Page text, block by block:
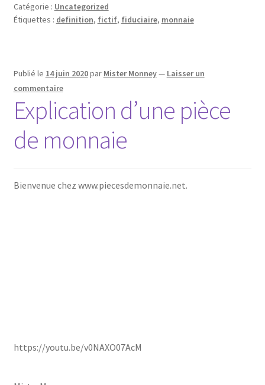
Catégorie : Uncategorized
Étiquettes : definition, fictif, fiduciaire, monnaie
Publié le 14 juin 2020par Mister Monney— Laisser un
commentaire
Explication d’une pièce
de monnaie
Bienvenue chez www.piecesdemonnaie.net.
https://youtu.be/v0NAXO07AcM